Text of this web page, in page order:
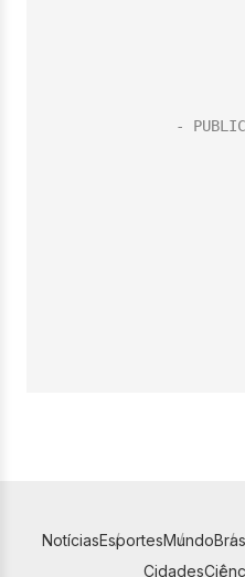
NotíciasEsportesMundo
Cidades